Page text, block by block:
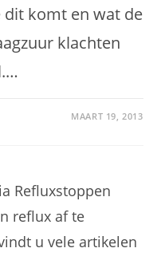
dit komt en wat de
klachten
MAART 19, 2013
Refluxstoppen
reflux af te
u vele artikelen